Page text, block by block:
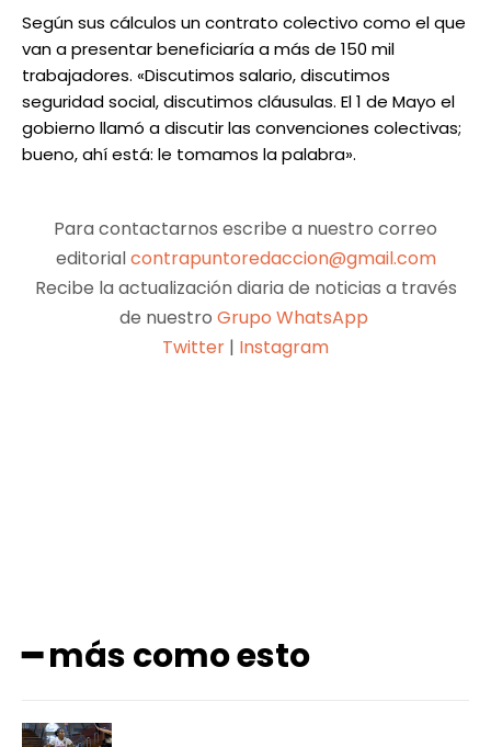
Según sus cálculos un contrato colectivo como el que
van a presentar beneficiaría a más de 150 mil
trabajadores. «Discutimos salario, discutimos
seguridad social, discutimos cláusulas. El 1 de Mayo el
gobierno llamó a discutir las convenciones colectivas;
bueno, ahí está: le tomamos la palabra».
Para contactarnos escribe a nuestro correo
editorialcontrapuntoredaccion@gmail.com
Recibe la actualización diaria de noticias a través
de nuestro Grupo WhatsApp
Twitter | Instagram
━ más como esto